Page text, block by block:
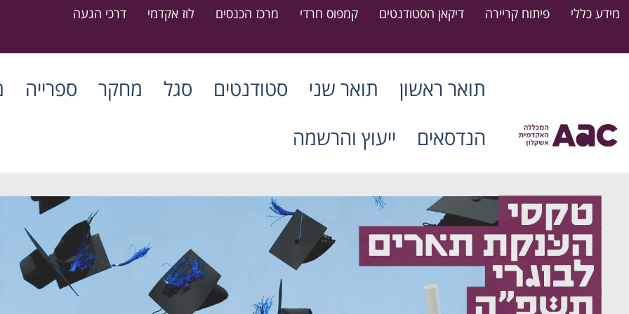
מידע כללי פיתוח קריירה דיקאן הסטודנטים קמפוס חרדי מרכז הכנסים לוז אקדמי דרכי הגעה
תואר ראשון תואר שני סטודנטים סגל מחקר ספרייה
הנדסאים
ייעוץ והרשמה
15.07.2026
קרא עוד
ההרשמה למעונות המכללה לשנת
הלימודים הקרובה (תשפ"ז) נפתחה